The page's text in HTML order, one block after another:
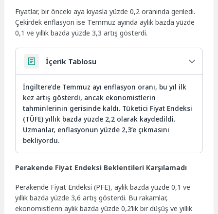
Fiyatlar, bir önceki aya kıyasla yüzde 0,2 oranında geriledi.
Çekirdek enflasyon ise Temmuz ayında aylık bazda yüzde
0,1 ve yıllık bazda yüzde 3,3 artış gösterdi.
İçerik Tablosu
İngiltere’de Temmuz ayı enflasyon oranı, bu yıl ilk
kez artış gösterdi, ancak ekonomistlerin
tahminlerinin gerisinde kaldı. Tüketici Fiyat Endeksi
(TÜFE) yıllık bazda yüzde 2,2 olarak kaydedildi.
Uzmanlar, enflasyonun yüzde 2,3’e çıkmasını
bekliyordu.
Perakende Fiyat Endeksi Beklentileri Karşılamadı
Perakende Fiyat Endeksi (PFE), aylık bazda yüzde 0,1 ve
yıllık bazda yüzde 3,6 artış gösterdi. Bu rakamlar,
ekonomistlerin aylık bazda yüzde 0,2’lik bir düşüş ve yıllık